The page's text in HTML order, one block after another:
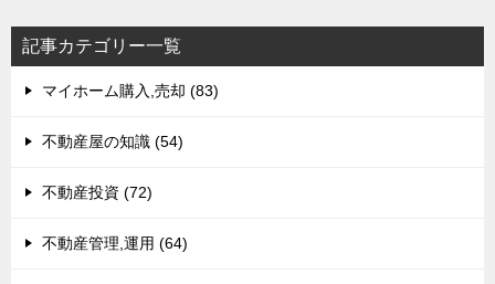
ョ
ン
記事カテゴリー一覧
マイホーム購入,売却 (83)
不動産屋の知識 (54)
不動産投資 (72)
不動産管理,運用 (64)